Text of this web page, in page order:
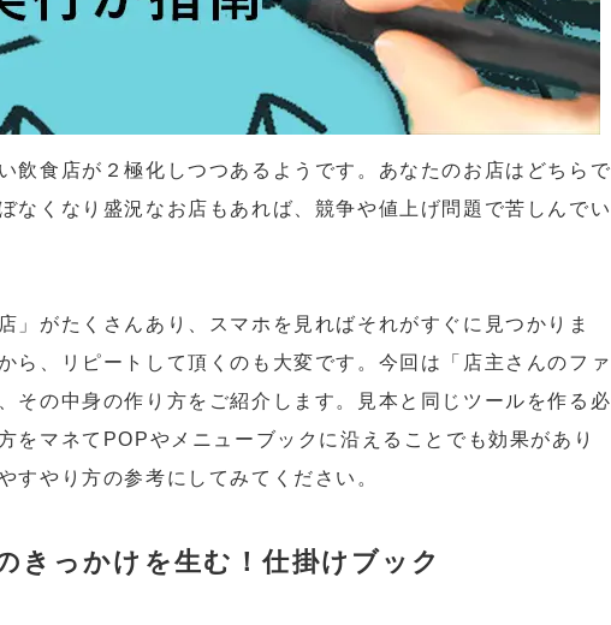
飲食店が２極化しつつあるようです。あなたのお店はどちらで
なくなり盛況なお店もあれば、競争や値上げ問題で苦しんでい
」がたくさんあり、スマホを見ればそれがすぐに見つかりま
ら、リピートして頂くのも大変です。今回は「店主さんのファ
その中身の作り方をご紹介します。見本と同じツールを作る必
をマネてPOPやメニューブックに沿えることでも効果があり
すやり方の参考にしてみてください。
きっかけを生む！仕掛けブック